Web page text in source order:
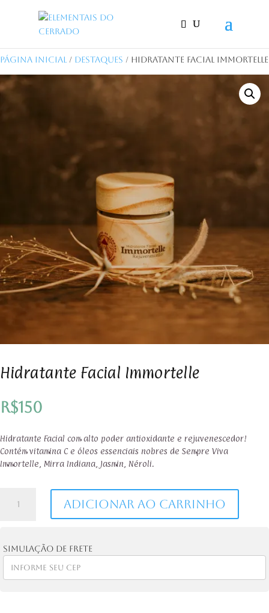
Página Inicial / Destaques / Hidratante Facial Immortelle
Hidratante Facial Immortelle
R$150
Hidratante Facial com alto poder antioxidante e rejuvenescedor!
Contém vitamina C e óleos essenciais nobres de Sempre Viva
Immortelle, Mirra Indiana, Jasmin, Néroli.
Hidratante
Facial
Immortelle
Adicionar ao carrinho
Simulação de frete